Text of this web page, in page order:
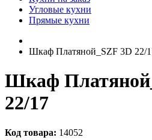
Угловые кухни
Прямые кухни
Шкаф Платяной_SZF 3D 22/
Шкаф
22/17
Код товара: 14052